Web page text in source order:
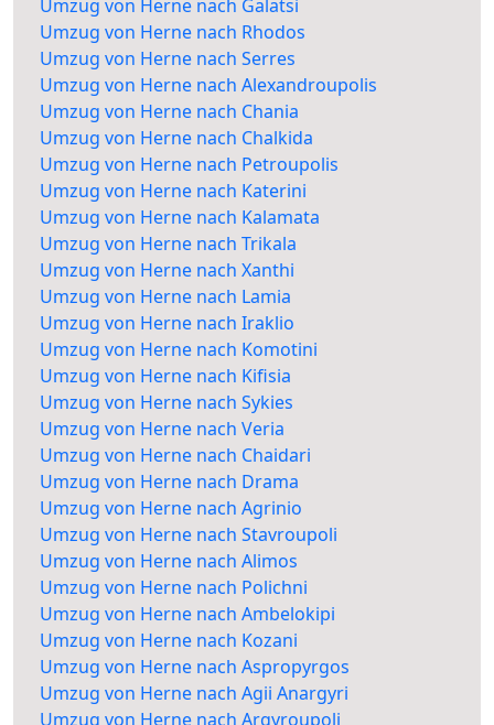
Umzug von Herne nach Galatsi
Umzug von Herne nach Rhodos
Umzug von Herne nach Serres
Umzug von Herne nach Alexandroupolis
Umzug von Herne nach Chania
Umzug von Herne nach Chalkida
Umzug von Herne nach Petroupolis
Umzug von Herne nach Katerini
Umzug von Herne nach Kalamata
Umzug von Herne nach Trikala
Umzug von Herne nach Xanthi
Umzug von Herne nach Lamia
Umzug von Herne nach Iraklio
Umzug von Herne nach Komotini
Umzug von Herne nach Kifisia
Umzug von Herne nach Sykies
Umzug von Herne nach Veria
Umzug von Herne nach Chaidari
Umzug von Herne nach Drama
Umzug von Herne nach Agrinio
Umzug von Herne nach Stavroupoli
Umzug von Herne nach Alimos
Umzug von Herne nach Polichni
Umzug von Herne nach Ambelokipi
Umzug von Herne nach Kozani
Umzug von Herne nach Aspropyrgos
Umzug von Herne nach Agii Anargyri
Umzug von Herne nach Argyroupoli